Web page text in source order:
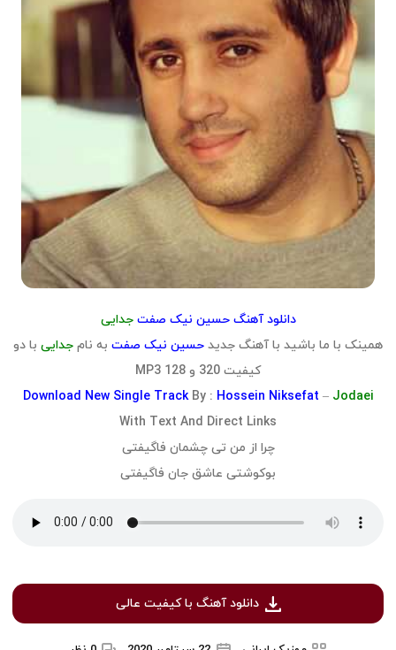
دانلود آهنگ حسین نیک صفت جدایی
همینک با ما باشید با آهنگ جدید حسین نیک صفت به نام جدایی با دو
کیفیت 320 و 128 MP3
Download New Single Track By : Hossein Niksefat – Jodaei
With Text And Direct Links
چرا از من تی چشمان فاگیفتی
بوکوشتی عاشق جان فاگیفتی
دانلود آهنگ با کیفیت عالی